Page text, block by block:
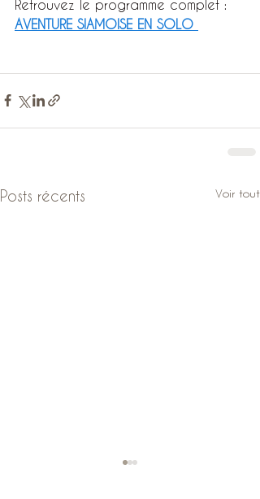
Retrouvez le programme complet :
AVENTURE SIAMOISE EN SOLO
Posts récents Voir tout